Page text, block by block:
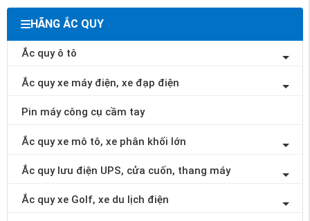
HÃNG ẮC QUY
Ắc quy ô tô
Ắc quy xe máy điện, xe đạp điện
Pin máy công cụ cầm tay
Ắc quy xe mô tô, xe phân khối lớn
Ắc quy lưu điện UPS, cửa cuốn, thang máy
Ắc quy xe Golf, xe du lịch điện